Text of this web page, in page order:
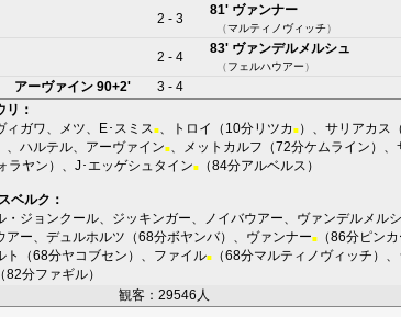
2 - 3
81' ヴァンナー
（マルティノヴィッチ）
2 - 4
83' ヴァンデルメルシュ
（フェルハウアー）
アーヴァイン 90+2'
3 - 4
リ ：
ィガワ メツ E･スミス ■ トロイ （10分リツカ ■ ）、 サリアカス
、 ハルテル アーヴァイン■ メットカルフ （72分ケムライン ）、
ラヤン ）、 J･エッゲシュタイン■ （84分アルベルス ）
ベルク ：
・ジョンクール ジッキンガー ノイバウアー
ヴァンデルメルシ
アー デュルホルツ （68分ボヤンバ）、 ヴァンナー■ （86分ピンカ
ト （68分ヤコブセン ）、 ファイル■ （68分マルティノヴィッチ ）、
（82分ファギル）
観客：29546人